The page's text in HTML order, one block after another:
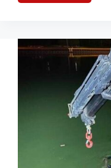
auf
Ruhr